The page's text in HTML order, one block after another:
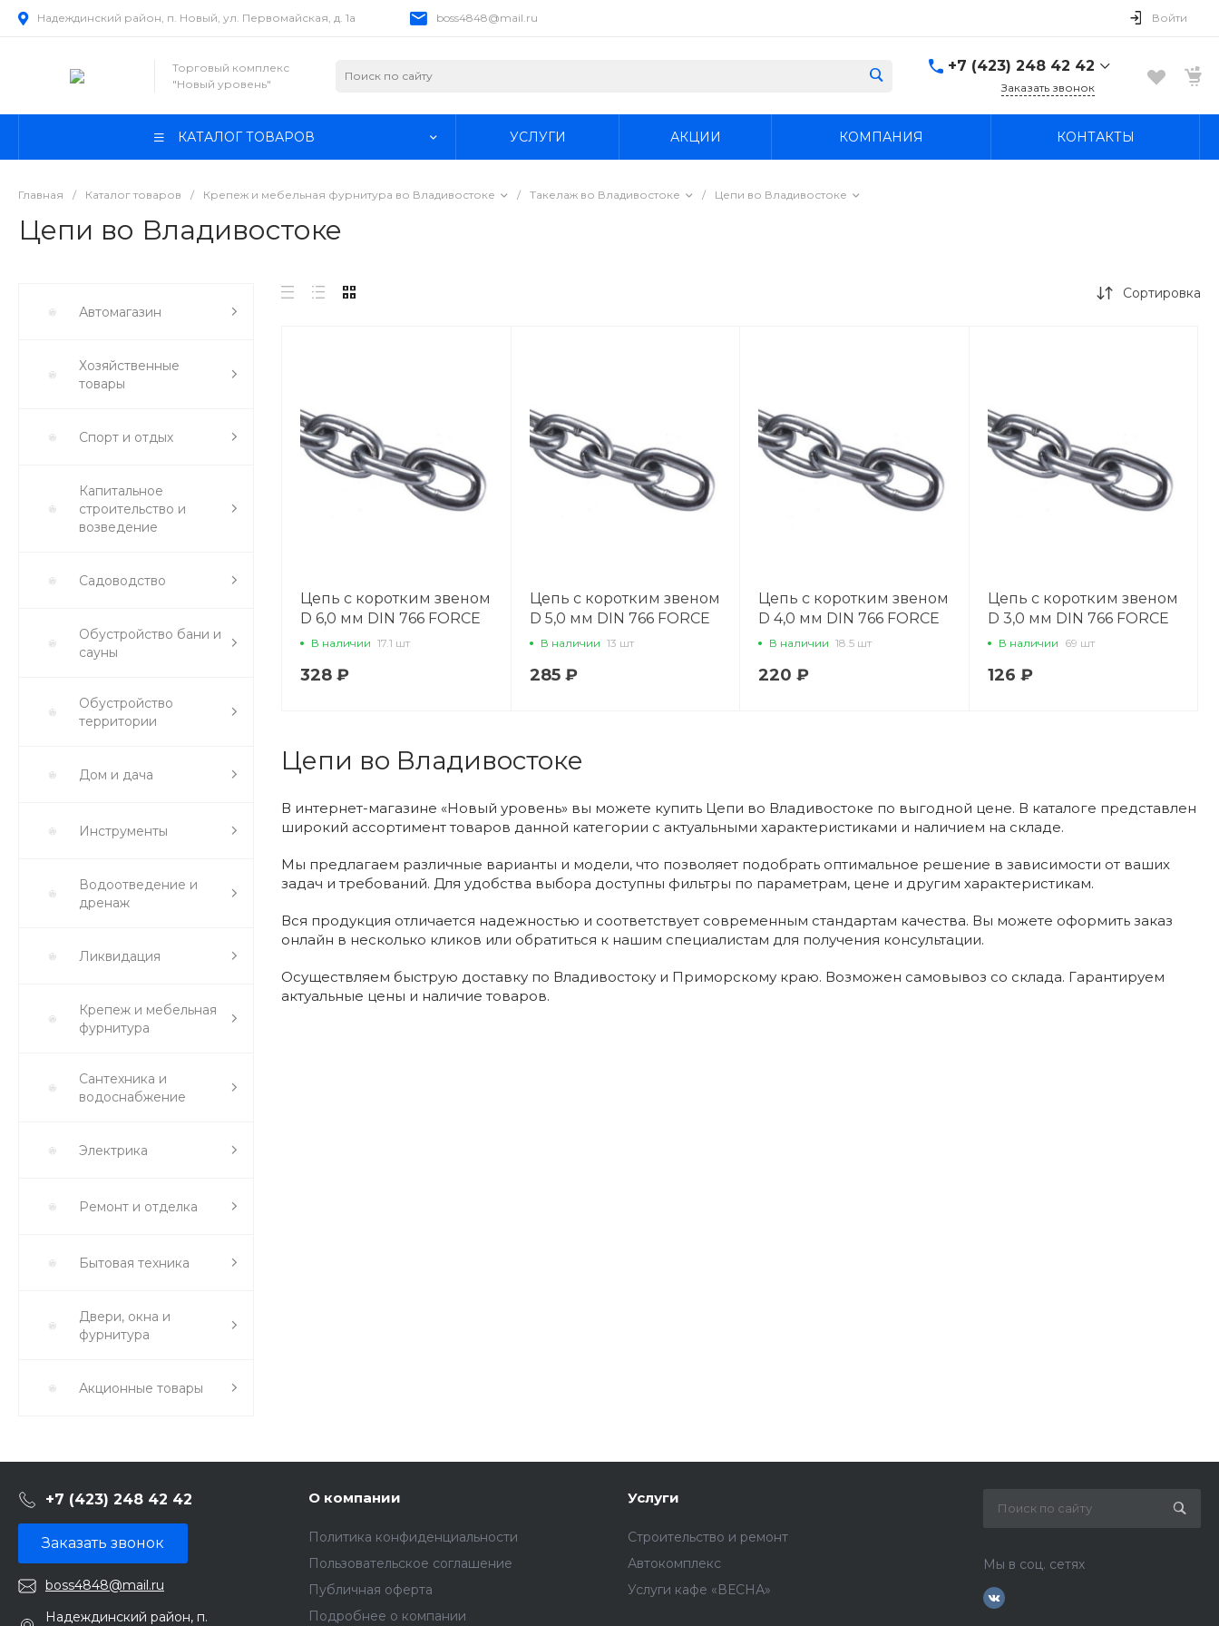
Надеждинский район, п. Новый, ул. Первомайская, д. 1а boss4848@mail.ru Войти
Торговый комплекс
"Новый уровень"
+7 (423) 248 42 42
Надеждинский район, п.
Заказать звонок
КАТАЛОГ ТОВАРОВ УСЛУГИ АКЦИИ КОМПАНИЯ КОНТАКТЫ
Главная / Каталог товаров / Крепеж и мебельная фурнитура во Владивостоке / Такелаж во Владивостоке / Цепи во Владивостоке
Цепи во Владивостоке
Автомагазин
Хозяйственные
товары
Спорт и отдых
Капитальное
строительство и
возведение
Садоводство
Обустройство бани и
сауны
Обустройство
территории
Дом и дача
Инструменты
Водоотведение и
дренаж
Ликвидация
Крепеж и мебельная
фурнитура
Сантехника и
водоснабжение
Электрика
Ремонт и отделка
Бытовая техника
Двери, окна и
фурнитура
Акционные товары
Сортировка
Цепь с коротким звеном
D 6,0 мм DIN 766 FORCE
LI 31777
В наличии 17.1 шт
328 ₽
Цепь с коротким звеном
D 5,0 мм DIN 766 FORCE
LI 31760
В наличии 13 шт
285 ₽
Цепь с коротким звеном
D 4,0 мм DIN 766 FORCE
LIFT 31753
В наличии 18.5 шт
220 ₽
Цепь с коротким звеном
D 3,0 мм DIN 766 FORCE
LIFT 31746
В наличии 69 шт
126 ₽
Цепи во Владивостоке
В интернет-магазине «Новый уровень» вы можете купить Цепи во Владивостоке по выгодной цене. В каталоге представлен
широкий ассортимент товаров данной категории с актуальными характеристиками и наличием на складе.
Мы предлагаем различные варианты и модели, что позволяет подобрать оптимальное решение в зависимости от ваших
задач и требований. Для удобства выбора доступны фильтры по параметрам, цене и другим характеристикам.
Вся продукция отличается надежностью и соответствует современным стандартам качества. Вы можете оформить заказ
онлайн в несколько кликов или обратиться к нашим специалистам для получения консультации.
Осуществляем быструю доставку по Владивостоку и Приморскому краю. Возможен самовывоз со склада. Гарантируем
актуальные цены и наличие товаров.
+7 (423) 248 42 42
Заказать звонок
boss4848@mail.ru
Надеждинский район, п.
О компании
Политика конфиденциальности
Пользовательское соглашение
Публичная оферта
Подробнее о компании
Услуги
Строительство и ремонт
Автокомплекс
Услуги кафе «ВЕСНА»
Мы в соц. сетях